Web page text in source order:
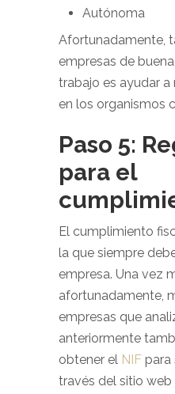
Autónoma
Afortunadamente,
empresas de
trabajo es ayudar a
en los organismos
Paso 5:
para el
El cumplimiento
la que siempre
empresa. Una vez
afortunadamente,
empresas que
anteriormente
obtener el NIF para
través del sitio